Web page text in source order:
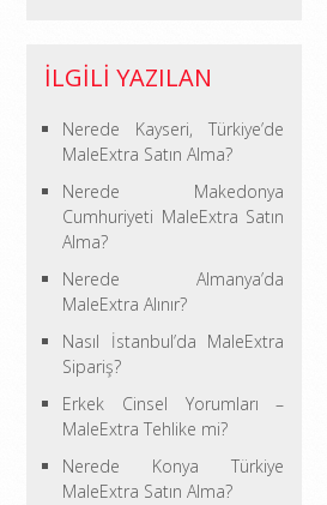
ILGILI YAZILAN
Nerede Kayseri, Türkiye’de
MaleExtra Satın Alma?
Nerede Makedonya
Cumhuriyeti MaleExtra Satın
Alma?
Nerede Almanya’da
MaleExtra Alınır?
Nasıl İstanbul’da MaleExtra
Sipariş?
Erkek Cinsel Yorumları –
MaleExtra Tehlike mi?
Nerede Konya Türkiye
MaleExtra Satın Alma?